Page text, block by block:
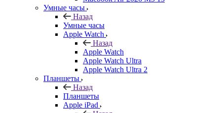
Умные часы
Назад
Умные часы
Apple Watch
Назад
Apple Watch
Apple Watch Ultra
Apple Watch Ultra 2
Планшеты
Назад
Планшеты
Apple iPad